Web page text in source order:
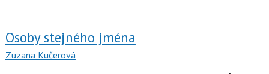
Osoby stejného jména
Zuzana Kučerová